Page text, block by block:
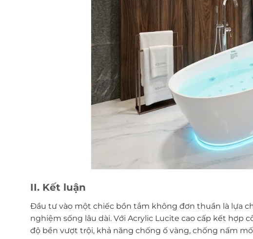
II. Kết luận
Đầu tư vào một chiếc bồn tắm không đơn thuần là lựa
nghiệm sống lâu dài. Với Acrylic Lucite cao cấp kết hợp
độ bền vượt trội, khả năng chống ố vàng, chống nấm